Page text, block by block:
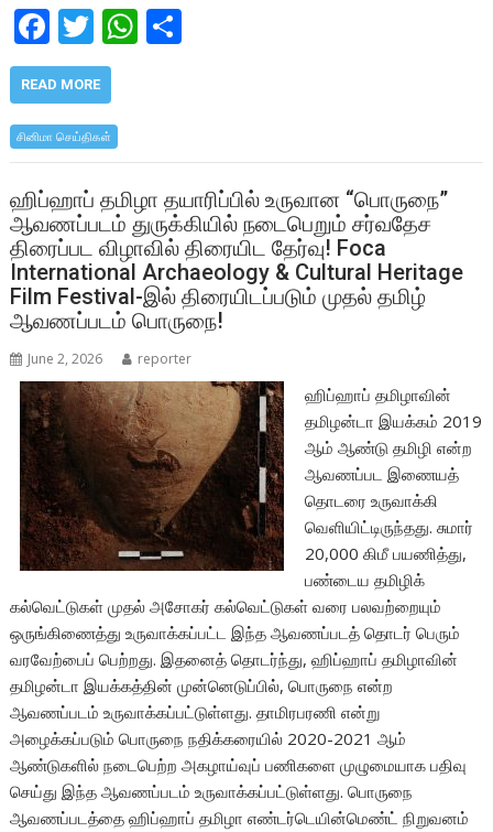
F
ac
e
b
o
o
k
T
w
itt
er
W
h
A
p
p
READ MORE
சினிமா செய்திகள்
ஹிப்ஹாப் தமிழா தயாரிப்பில் உருவான “பொருநை”
ஆவணப்படம் துருக்கியில் நடைபெறும் சர்வதேச
திரைப்பட விழாவில் திரையிட தேர்வு! Foca
International Archaeology & Cultural Heritage
Film Festival-இல் திரையிடப்படும் முதல் தமிழ்
ஆவணப்படம் பொருநை!
June 2, 2026 reporter
ஹிப்ஹாப் தமிழாவின்
தமிழன்டா இயக்கம் 2019
ஆம் ஆண்டு தமிழி என்ற
ஆவணப்பட இணையத்
தொடரை உருவாக்கி
வெளியிட்டிருந்தது. சுமார்
20,000 கிமீ பயணித்து,
பண்டைய தமிழிக்
கல்வெட்டுகள் முதல் அசோகர் கல்வெட்டுகள் வரை பலவற்றையும்
ஒருங்கிணைத்து உருவாக்கப்பட்ட இந்த ஆவணப்படத் தொடர் பெரும்
வரவேற்பைப் பெற்றது. இதனைத் தொடர்ந்து, ஹிப்ஹாப் தமிழாவின்
தமிழன்டா இயக்கத்தின் முன்னெடுப்பில், பொருநை என்ற
ஆவணப்படம் உருவாக்கப்பட்டுள்ளது. தாமிரபரணி என்று
அழைக்கப்படும் பொருநை நதிக்கரையில் 2020-2021 ஆம்
ஆண்டுகளில் நடைபெற்ற அகழாய்வுப் பணிகளை முழுமையாக பதிவு
செய்து இந்த ஆவணப்படம் உருவாக்கப்பட்டுள்ளது. பொருநை
ஆவணப்படத்தை ஹிப்ஹாப் தமிழா எண்டர்டெயின்மெண்ட் நிறுவனம்